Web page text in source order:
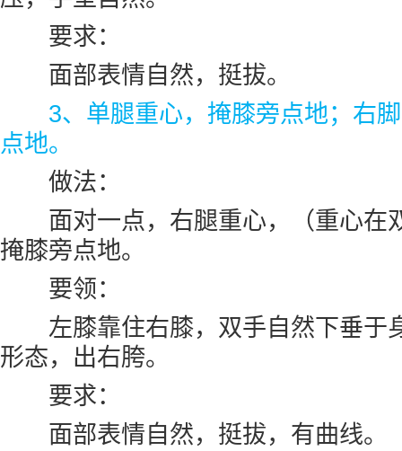
要求：
面部表情自然，挺拔。
3、单腿重心，掩膝旁点地；右
点地。
做法：
面对一点，右腿重心，（重心在
掩膝旁点地。
要领：
左膝靠住右膝，双手自然下垂于
形态，出右胯。
要求：
面部表情自然，挺拔，有曲线。